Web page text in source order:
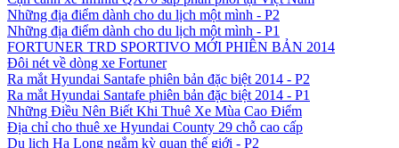
Những địa điểm dành cho du lịch một mình - P2
Những địa điểm dành cho du lịch một mình - P1
FORTUNER TRD SPORTIVO MỚI PHIÊN BẢN 2014
Đôi nét về dòng xe Fortuner
Ra mắt Hyundai Santafe phiên bản đặc biệt 2014 - P2
Ra mắt Hyundai Santafe phiên bản đặc biệt 2014 - P1
Những Điều Nên Biết Khi Thuê Xe Mùa Cao Điểm
Địa chỉ cho thuê xe Hyundai County 29 chỗ cao cấp
Du lịch Hạ Long ngắm kỳ quan thế giới - P2